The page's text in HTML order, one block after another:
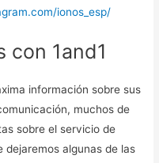
ionos_esp/
con 1and1
información sobre sus
muchos de
sobre el servicio de
dejaremos algunas de las